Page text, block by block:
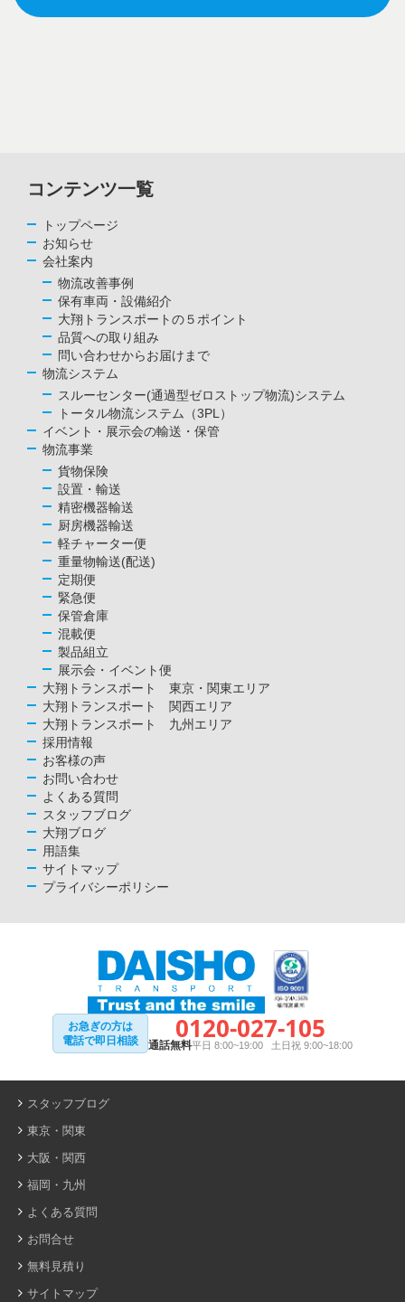
コンテンツ一覧
トップページ
お知らせ
会社案内
物流改善事例
保有車両・設備紹介
大翔トランスポートの５ポイント
品質への取り組み
問い合わせからお届けまで
物流システム
スルーセンター(通過型ゼロストップ物流)システム
トータル物流システム（3PL）
イベント・展示会の輸送・保管
物流事業
貨物保険
設置・輸送
精密機器輸送
厨房機器輸送
軽チャーター便
重量物輸送(配送)
定期便
緊急便
保管倉庫
混載便
製品組立
展示会・イベント便
大翔トランスポート 東京・関東エリア
大翔トランスポート 関西エリア
大翔トランスポート 九州エリア
採用情報
お客様の声
お問い合わせ
よくある質問
スタッフブログ
大翔ブログ
用語集
サイトマップ
プライバシーポリシー
お急ぎの方は
電話で即日相談
0120-027-105
通話無料平日 8:00~19:00 土日祝 9:00~18:00
スタッフブログ
東京・関東
大阪・関西
福岡・九州
よくある質問
お問合せ
無料見積り
サイトマップ